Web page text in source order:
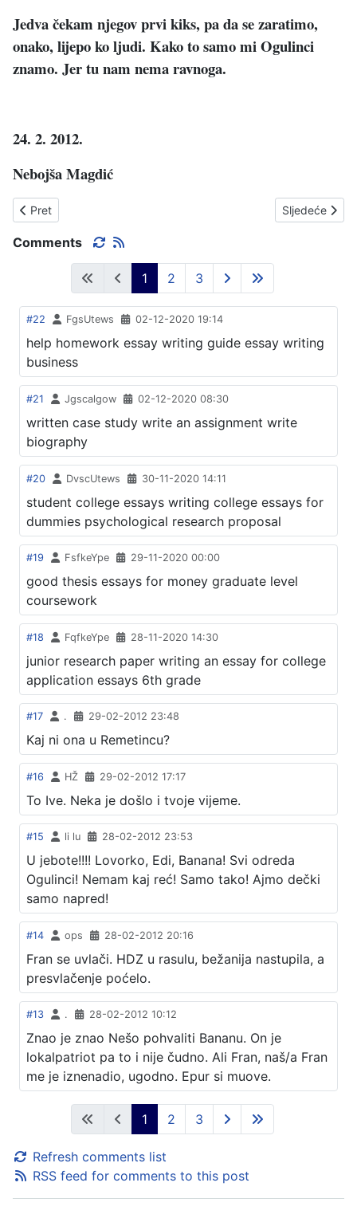
Jedva čekam njegov prvi kiks, pa da se zaratimo,
onako, lijepo ko ljudi. Kako to samo mi Ogulinci
znamo. Jer tu nam nema ravnoga.
24. 2. 2012.
Nebojša Magdić
Prethodni članak: USPJEH MLADOGA OGULINCA
Pret Sljedeći
Sljedeće
Comments
1 2 3
#22 FgsUtews 02-12-2020 19:14
help homework essay writing guide essay writing
business
#21 Jgscalgow 02-12-2020 08:30
written case study write an assignment write
biography
#20 DvscUtews 30-11-2020 14:11
student college essays writing college essays for
dummies psychological research proposal
#19 FsfkeYpe 29-11-2020 00:00
good thesis essays for money graduate level
coursework
#18 FqfkeYpe 28-11-2020 14:30
junior research paper writing an essay for college
application essays 6th grade
#17 . 29-02-2012 23:48
Kaj ni ona u Remetincu?
#16 HŽ 29-02-2012 17:17
To Ive. Neka je došlo i tvoje vijeme.
#15 li lu 28-02-2012 23:53
U jebote!!!! Lovorko, Edi, Banana! Svi odreda
Ogulinci! Nemam kaj reć! Samo tako! Ajmo dečki
samo napred!
#14 ops 28-02-2012 20:16
Fran se uvlači. HDZ u rasulu, bežanija nastupila, a
presvlačenje poćelo.
#13 . 28-02-2012 10:12
Znao je znao Nešo pohvaliti Bananu. On je
lokalpatriot pa to i nije čudno. Ali Fran, naš/a Fran
me je iznenadio, ugodno. Epur si muove.
1 2 3
Refresh comments list
RSS feed for comments to this post